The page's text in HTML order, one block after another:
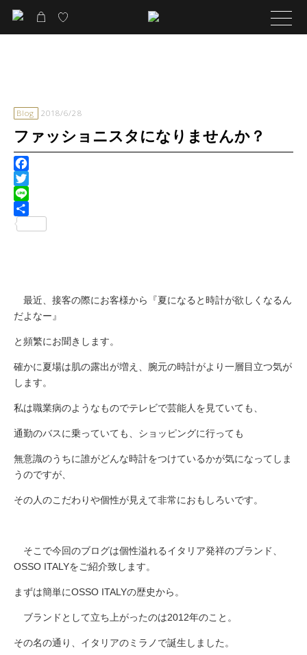
Blog 2018/6/28
ファッショニスタになりませんか？
Facebook
Twitter
Line
最近、接客の際にお客様から『夏になると時計が欲しくなるん
だよなー』
と頻繁にお聞きします。
確かに夏場は肌の露出が増え、腕元の時計がより一層目立つ気が
します。
私は職業病のようなものでテレビで芸能人を見ていても、
通勤のバスに乗っていても、ショッピングに行っても
無意識のうちに誰がどんな時計をつけているかが気になってしま
うのですが、
その人のこだわりや個性が見えて非常におもしろいです。
そこで今回のブログは個性溢れるイタリア発祥のブランド、
OSSO ITALYをご紹介致します。
まずは簡単にOSSO ITALYの歴史から。
ブランドとして立ち上がったのは2012年のこと。
その名の通り、イタリアのミラノで誕生しました。